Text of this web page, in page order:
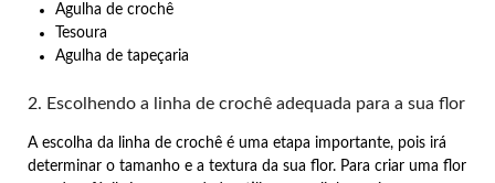
Agulha de crochê
Tesoura
Agulha de tapeçaria
2. Escolhendo a linha de crochê adequada para a sua flor
A escolha da linha de crochê é uma etapa importante, pois irá
determinar o tamanho e a textura da sua flor. Para criar uma flor